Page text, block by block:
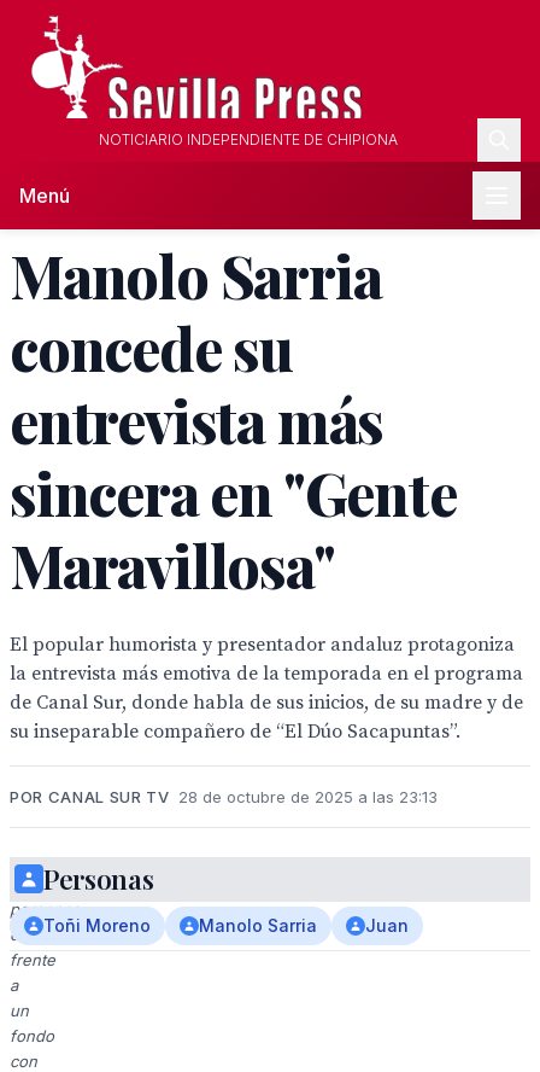
NOTICIARIO INDEPENDIENTE DE CHIPIONA
Menú
Manolo Sarria
concede su
entrevista más
sincera en "Gente
Maravillosa"
El popular humorista y presentador andaluz protagoniza
la entrevista más emotiva de la temporada en el programa
de Canal Sur, donde habla de sus inicios, de su madre y de
su inseparable compañero de “El Dúo Sacapuntas”.
POR CANAL SUR TV 28 de octubre de 2025 a las 23:13
Dos
personas
conversan
frente
a
un
fondo
con
Personas
Toñi Moreno Manolo Sarria Juan